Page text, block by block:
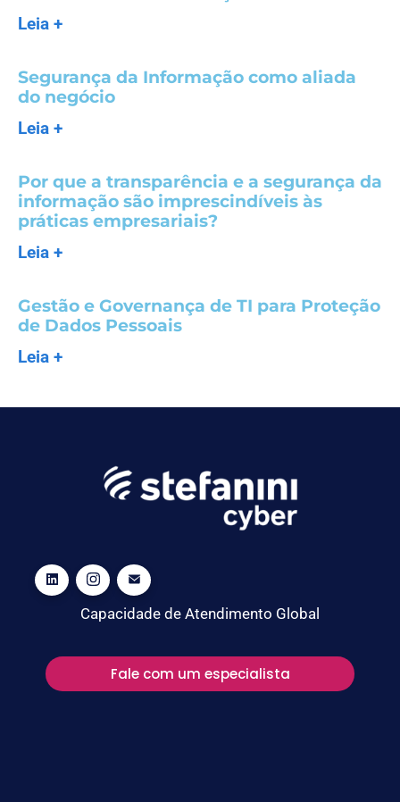
Leia +
Segurança da Informação como aliada
do negócio
Leia +
Por que a transparência e a segurança da
informação são imprescindíveis às
práticas empresariais?
Leia +
Gestão e Governança de TI para Proteção
de Dados Pessoais
Leia +
Capacidade de Atendimento Global
Fale com um especialista